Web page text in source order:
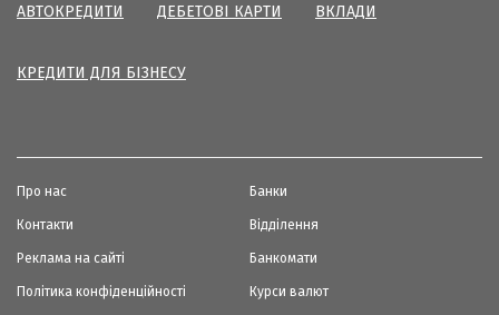
АВТОКРЕДИТИ ДЕБЕТОВІ КАРТИ ВКЛАДИ
КРЕДИТИ ДЛЯ БІЗНЕСУ
Про нас
Контакти
Реклама на сайті
Політика конфіденційності
Банки
Відділення
Банкомати
Курси валют